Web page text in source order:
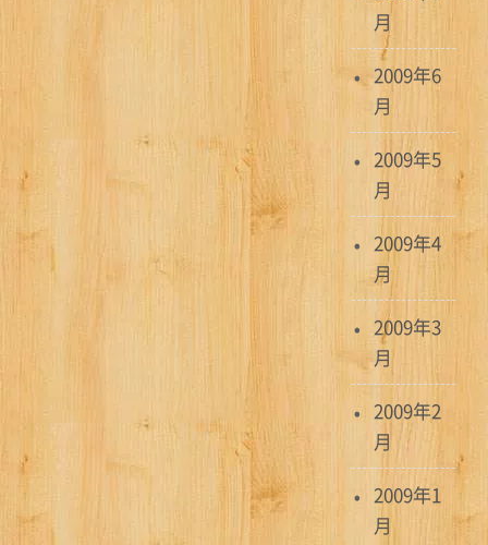
月
2009年6
月
2009年5
月
2009年4
月
2009年3
月
2009年2
月
2009年1
月